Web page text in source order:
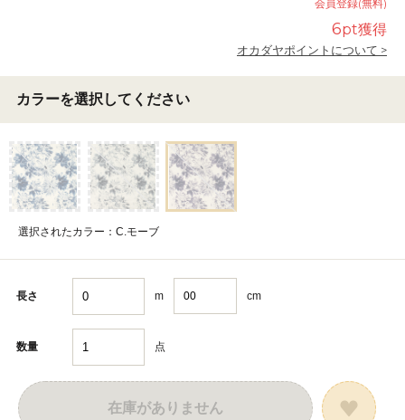
会員登録(無料)
6pt獲得
オカダヤポイントについて >
カラーを選択してください
選択されたカラー：C.モーブ
長さ m cm
数量 点
在庫がありません